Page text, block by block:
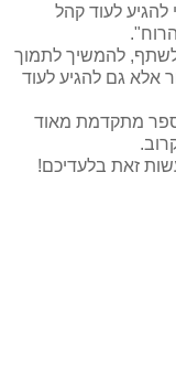
לעוד קהל
להמשיך לתמוך
אלא גם להגיע לעוד
מתקדמת מאוד
זאת בלעדיכם!